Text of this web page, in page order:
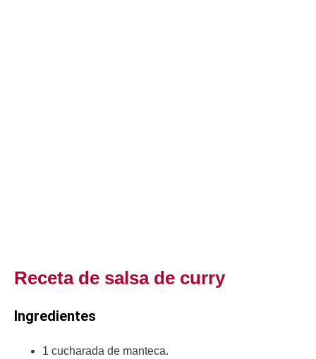
Receta de salsa de curry
Ingredientes
1 cucharada de manteca.